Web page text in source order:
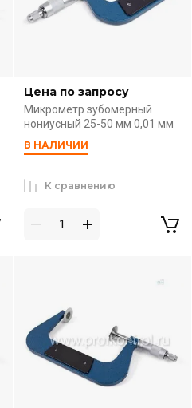
Цена по запросу
Микрометр зубомерный
нониусный 25-50 мм 0,01 мм
В НАЛИЧИИ
К сравнению